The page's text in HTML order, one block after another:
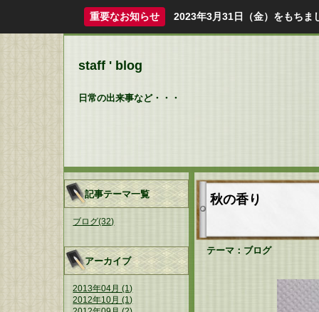
重要なお知らせ 2023年3月31日（金）をもちま
staff ' blog
日常の出来事など・・・
秋の香り
テーマ： ブログ
記事テーマ一覧
ブログ(32)
アーカイブ
2013年04月 (1)
2012年10月 (1)